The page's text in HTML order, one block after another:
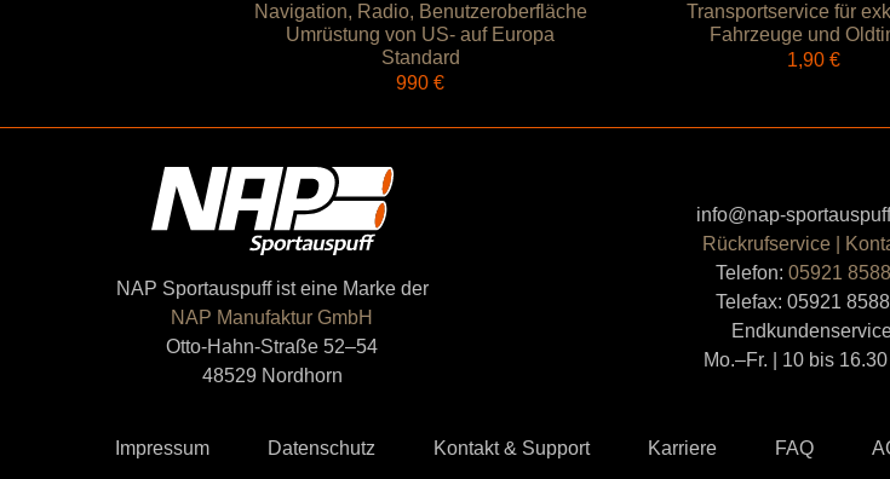
Navigation, Radio, Benutzeroberfläche
Umrüstung von US- auf Europa
Standard
990 €
Transportservice für
Fahrzeuge und
1,90 €
NAP Sportauspuff ist eine Marke der
NAP Manufaktur GmbH
Otto-Hahn-Straße 52–54
48529 Nordhorn
info@nap-
Rückrufservice |
Telefon: 05921
Telefax: 05921
Mo.–Fr. | 10 bis
Impressum Datenschutz Kontakt & Support Karriere FAQ